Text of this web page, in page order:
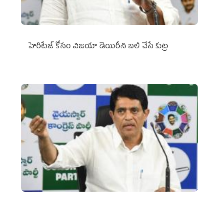
హెరిటేజ్ కోసం విజయా డెయిరీని బలి చేసే కుట్ర‌